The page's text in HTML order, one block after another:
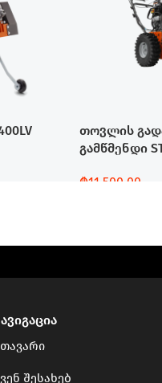
თოვლის
გამწმენდი
₾11,500.00
შესახებ